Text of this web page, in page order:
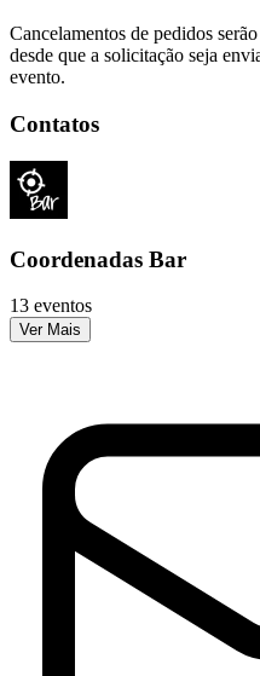
Cancelamentos de pedidos
desde que a solicitação seja
evento.
Contatos
Coordenadas Bar
13 eventos
Ver Mais